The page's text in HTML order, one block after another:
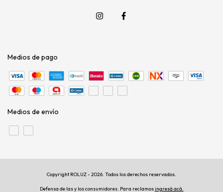
Medios de pago
Medios de envío
Copyright ROLUZ - 2026. Todos los derechos reservados.
Defensa de las y los consumidores. Para reclamosingresá acá.